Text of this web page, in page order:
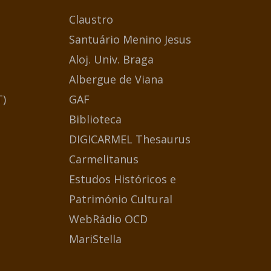
Claustro
Santuário Menino Jesus
Aloj. Univ. Braga
Albergue de Viana
GAF
Biblioteca
DIGICARMEL Thesaurus
Carmelitanus
Estudos Históricos e
Património Cultural
WebRádio OCD
MariStella